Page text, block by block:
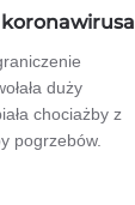
duży
chociażby z
pogrzebów.